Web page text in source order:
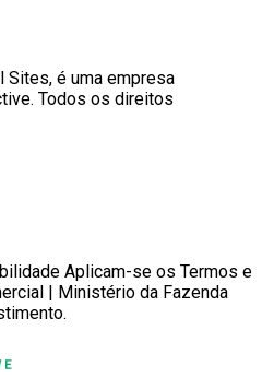
Sites, é uma empresa
Todos os direitos
Aplicam-se os Termos e
| Ministério da Fazenda